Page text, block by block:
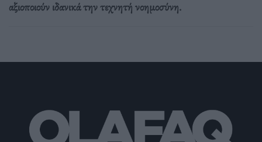
αξιοποιούν ιδανικά την τεχνητή νοημοσύνη.